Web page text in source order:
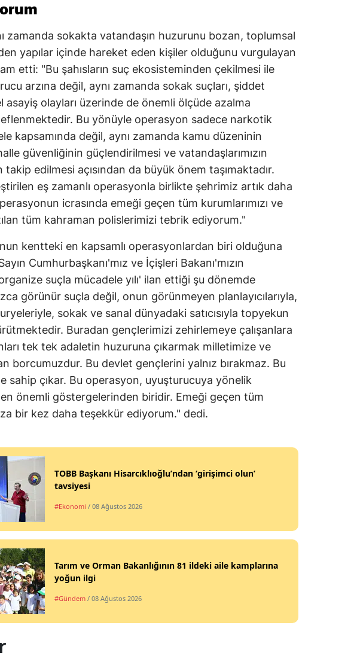
Muş
Nevşehir
Ordu
Rize
Sakarya
Samsun
Siirt
Sinop
Sivas
Tokat
Trabzon
Tunceli
Şanlıurfa
Uşak
Karaman
zamanda sokakta vatandaşın huzurunu bozan, toplumsal
yapılar içinde hareket eden kişiler olduğunu vurgulayan
etti: "Bu şahısların suç ekosisteminden çekilmesi ile
arzına değil, aynı zamanda sokak suçları, şiddet
asayiş olayları üzerinde de önemli ölçüde azalma
Bu yönüyle operasyon sadece narkotik
kapsamında değil, aynı zamanda kamu düzeninin
güvenliğinin güçlendirilmesi ve vatandaşlarımızın
takip edilmesi açısından da büyük önem taşımaktadır.
eş zamanlı operasyonla birlikte şehrimiz artık daha
icrasında emeği geçen tüm kurumlarımızı ve
tüm kahraman polislerimizi tebrik ediyorum."
kentteki en kapsamlı operasyonlardan biri olduğuna
Cumhurbaşkanı'mız ve İçişleri Bakanı'mızın
suçla mücadele yılı' ilan ettiği şu dönemde
görünür suçla değil, onun görünmeyen planlayıcılarıyla,
sokak ve sanal dünyadaki satıcısıyla topyekun
Buradan gençlerimizi zehirlemeye çalışanlara
tek tek adaletin huzuruna çıkarmak milletimize ve
borcumuzdur. Bu devlet gençlerini yalnız bırakmaz. Bu
sahip çıkar. Bu operasyon, uyuşturucuya yönelik
önemli göstergelerinden biridir. Emeği geçen tüm
bir kez daha teşekkür ediyorum." dedi.
TOBB Başkanı Hisarcıklıoğlu’ndan ‘girişimci olun’
tavsiyesi
#Ekonomi / 08 Ağustos 2026
Tarım ve Orman Bakanlığının 81 ildeki aile kamplarına
yoğun ilgi
#Gündem / 08 Ağustos 2026